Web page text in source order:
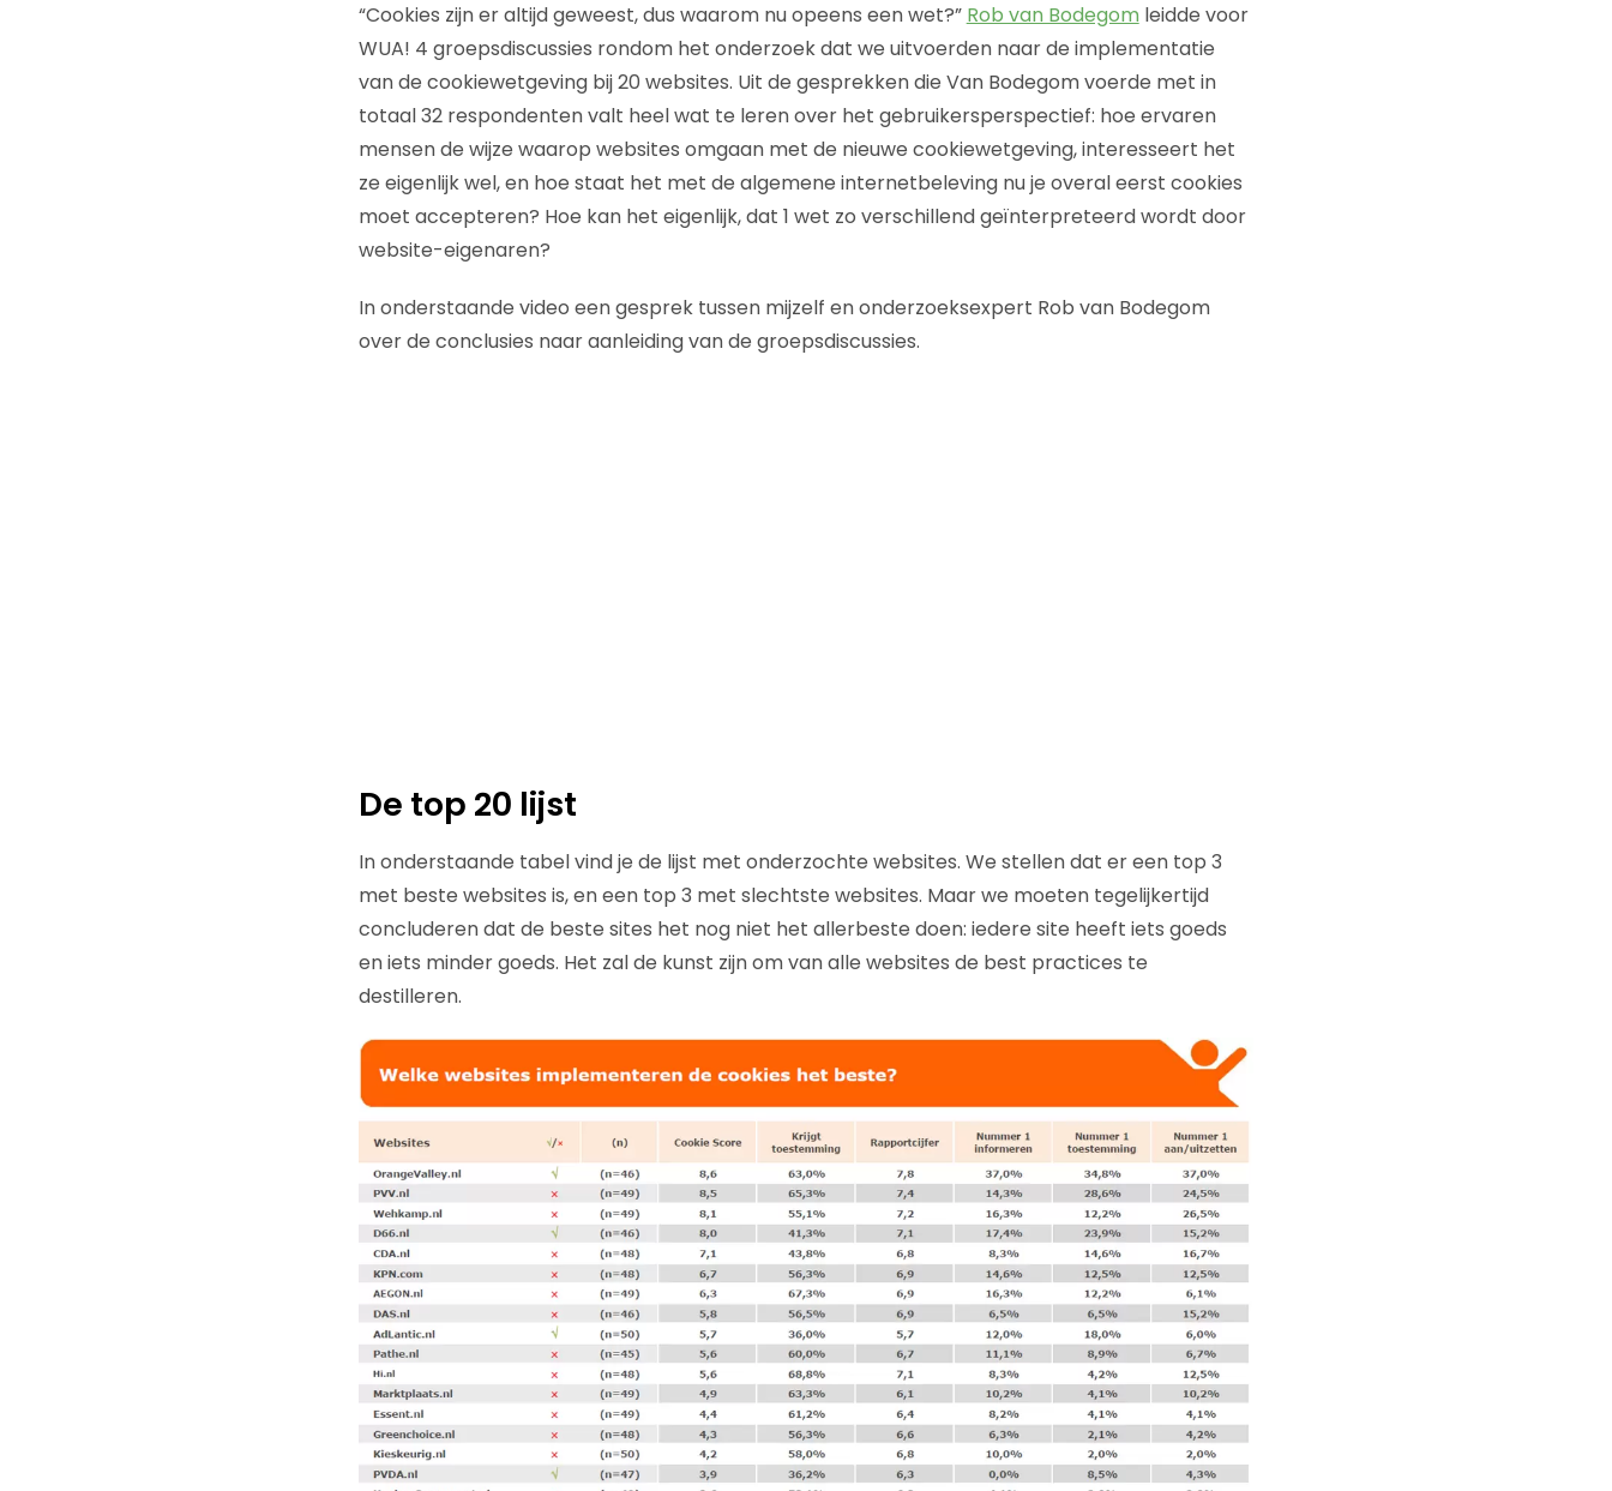
“Cookies zijn er altijd geweest, dus waarom nu opeens een wet?” Rob van Bodegom leidde voor
WUA! 4 groepsdiscussies rondom het onderzoek dat we uitvoerden naar de implementatie
van de cookiewetgeving bij 20 websites. Uit de gesprekken die Van Bodegom voerde met in
totaal 32 respondenten valt heel wat te leren over het gebruikersperspectief: hoe ervaren
mensen de wijze waarop websites omgaan met de nieuwe cookiewetgeving, interesseert het
ze eigenlijk wel, en hoe staat het met de algemene internetbeleving nu je overal eerst cookies
moet accepteren? Hoe kan het eigenlijk, dat 1 wet zo verschillend geïnterpreteerd wordt door
website-eigenaren?
In onderstaande video een gesprek tussen mijzelf en onderzoeksexpert Rob van Bodegom
over de conclusies naar aanleiding van de groepsdiscussies.
De top 20 lijst
In onderstaande tabel vind je de lijst met onderzochte websites. We stellen dat er een top 3
met beste websites is, en een top 3 met slechtste websites. Maar we moeten tegelijkertijd
concluderen dat de beste sites het nog niet het allerbeste doen: iedere site heeft iets goeds
en iets minder goeds. Het zal de kunst zijn om van alle websites de best practices te
destilleren.